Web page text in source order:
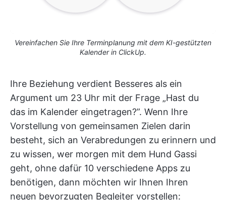
Vereinfachen Sie Ihre Terminplanung mit dem KI-gestützten
Kalender in ClickUp.
Ihre Beziehung verdient Besseres als ein
Argument um 23 Uhr mit der Frage „Hast du
das im Kalender eingetragen?”. Wenn Ihre
Vorstellung von gemeinsamen Zielen darin
besteht, sich an Verabredungen zu erinnern und
zu wissen, wer morgen mit dem Hund Gassi
geht, ohne dafür 10 verschiedene Apps zu
benötigen, dann möchten wir Ihnen Ihren
neuen bevorzugten Begleiter vorstellen: